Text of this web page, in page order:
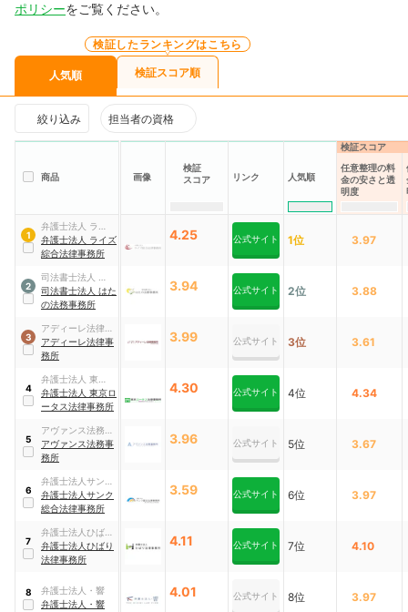
ポリシーをご覧ください。
人気順
検証したランキングはこちら
検証スコア順
絞り込み 担当者の資格
商品 画像
検証
スコア
リンク 人気順
検証スコア
任意整理の料
金の安さと透
明度
1
弁護士法人 ライズ
綜合法律事務所
弁護士法人 ライズ
綜合法律事務所
4.25 公式サイト 1位 3.97
2
司法書士法人 はた
の法務事務所
司法書士法人 はた
の法務事務所
3.94 公式サイト 2位 3.88
3
アディーレ法律事
務所
アディーレ法律事
務所
3.99 公式サイト 3位 3.61
4
弁護士法人 東京ロ
ータス法律事務所
弁護士法人 東京ロ
ータス法律事務所
4.30 公式サイト 4位 4.34
5
アヴァンス法務事
務所
アヴァンス法務事
務所
3.96 公式サイト 5位 3.67
6
弁護士法人サンク
総合法律事務所
弁護士法人サンク
総合法律事務所
3.59 公式サイト 6位 3.97
7
弁護士法人ひばり
法律事務所
弁護士法人ひばり
法律事務所
4.11 公式サイト 7位 4.10
8
弁護士法人・響
弁護士法人・響
4.01 公式サイト 8位 3.97